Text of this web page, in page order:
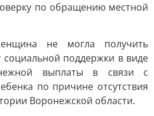
по обращению местной
не могла получить
поддержки в виде
выплаты в связи с
по причине отсутствия
Воронежской области.